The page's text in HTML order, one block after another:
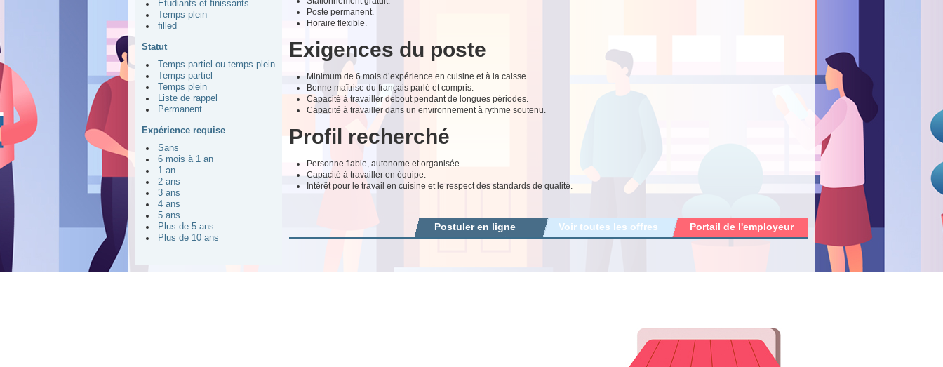
Étudiants et finissants
Temps plein
filled
Statut
Temps partiel ou temps plein
Temps partiel
Temps plein
Liste de rappel
Permanent
Expérience requise
Sans
6 mois à 1 an
1 an
2 ans
3 ans
4 ans
5 ans
Plus de 5 ans
Plus de 10 ans
Poste permanent.
Horaire flexible.
Exigences du poste
Minimum de 6 mois d’expérience en cuisine et à la caisse.
Bonne maîtrise du français parlé et compris.
Capacité à travailler debout pendant de longues périodes.
Capacité à travailler dans un environnement à rythme soutenu.
Profil recherché
Personne fiable, autonome et organisée.
Capacité à travailler en équipe.
Intérêt pour le travail en cuisine et le respect des standards de qualité.
Portail de l'employeur
Voir toutes les offres
Postuler en ligne